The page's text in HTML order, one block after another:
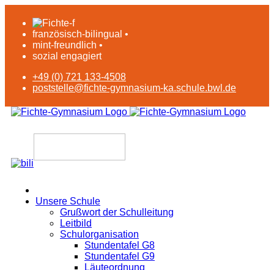
französisch-bilingual •
mint-freundlich •
sozial engagiert
+49 (0) 721 133-4508
poststelle@fichte-gymnasium-ka.schule.bwl.de
Unsere Schule
Grußwort der Schulleitung
Leitbild
Schulorganisation
Stundentafel G8
Stundentafel G9
Läuteordnung